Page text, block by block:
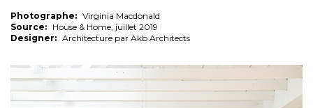
Photographe: Virginia Macdonald
Source: House & Home, juillet 2019
Designer: Architecture par Akb Architects